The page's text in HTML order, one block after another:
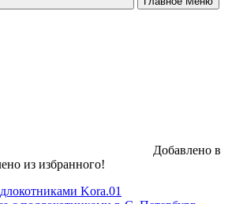
Добавлено в
из избранного!